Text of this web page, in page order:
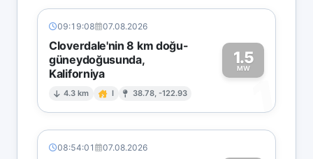
09:19:08 07.08.2026
Cloverdale'nin 8 km doğu-
güneydoğusunda,
Kaliforniya
4.3 km I 38.78, -122.93
1.5
MW
1
08:54:01 07.08.2026